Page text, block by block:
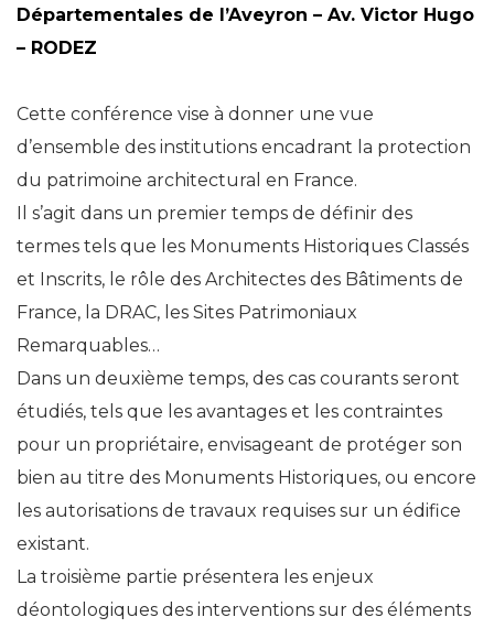
Départementales de l’Aveyron – Av. Victor Hugo
– RODEZ
Cette conférence vise à donner une vue
d’ensemble des institutions encadrant la protection
du patrimoine architectural en France.
Il s’agit dans un premier temps de définir des
termes tels que les Monuments Historiques Classés
et Inscrits, le rôle des Architectes des Bâtiments de
France, la DRAC, les Sites Patrimoniaux
Remarquables…
Dans un deuxième temps, des cas courants seront
étudiés, tels que les avantages et les contraintes
pour un propriétaire, envisageant de protéger son
bien au titre des Monuments Historiques, ou encore
les autorisations de travaux requises sur un édifice
existant.
La troisième partie présentera les enjeux
déontologiques des interventions sur des éléments